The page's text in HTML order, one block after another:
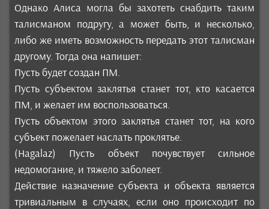
Однако Алиса могла бы захотеть снабдить таким
талисманом подругу, а может быть, и несколько,
либо же иметь возможность передать этот талисман
другому. Тогда она напишет:
Пусть будет создан ПМ.
Пусть субъектом заклятья станет тот, кто касается
ПМ, и желает им воспользоваться.
Пусть объектом этого заклятья станет тот, на кого
субъект пожелает наслать проклятье.
(Hagalaz) Пусть объект почувствует сильное
недомогание, и тяжело заболеет.
Действие назначение субъекта и объекта является
тривиальным в случаях, если оно происходит по